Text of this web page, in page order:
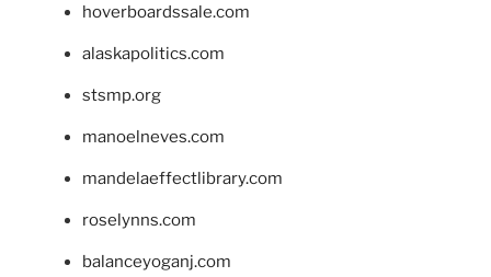
hoverboardssale.com
alaskapolitics.com
stsmp.org
manoelneves.com
mandelaeffectlibrary.com
roselynns.com
balanceyoganj.com